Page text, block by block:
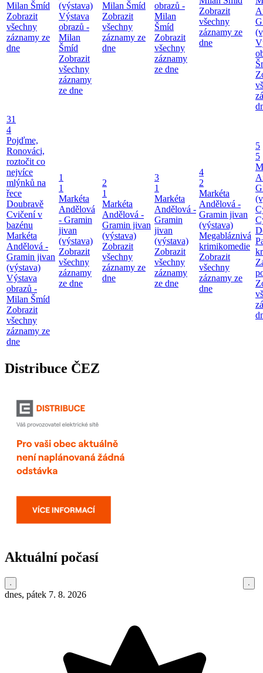
Milan Šmíd
Zobrazit
všechny
záznamy ze
dne
(výstava)
Výstava
obrazů -
Milan
Šmíd
Zobrazit
všechny
záznamy
ze dne
Milan Šmíd
Zobrazit
všechny
záznamy ze
dne
obrazů -
Milan
Šmíd
Zobrazit
všechny
záznamy
ze dne
Zobrazit
všechny
záznamy ze
dne
31
4
Pojďme,
Ronováci,
roztočit co
nejvíce
mlýnků na
řece
Doubravě
Cvičení v
bazénu
Markéta
Andělová -
Gramin jivan
(výstava)
Výstava
obrazů -
Milan Šmíd
Zobrazit
všechny
záznamy ze
dne
1
1
Markéta
Andělová
- Gramin
jivan
(výstava)
Zobrazit
všechny
záznamy
ze dne
2
1
Markéta
Andělová -
Gramin jivan
(výstava)
Zobrazit
všechny
záznamy ze
dne
3
1
Markéta
Andělová -
Gramin
jivan
(výstava)
Zobrazit
všechny
záznamy
ze dne
4
2
Markéta
Andělová -
Gramin jivan
(výstava)
Megabláznivá
krimikomedie
Zobrazit
všechny
záznamy ze
dne
5
5
Distribuce ČEZ
Aktuální počasí
dnes, pátek 7. 8. 2026